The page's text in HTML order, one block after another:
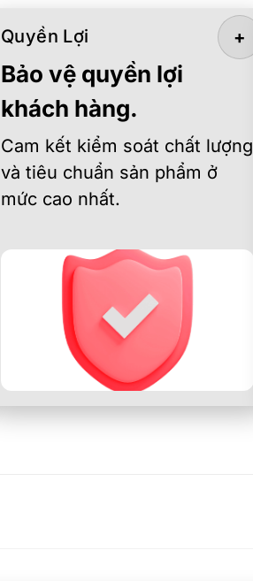
Quyền Lợi
Bảo vệ quyền lợi
khách hàng.
Cam kết kiểm soát chất lượng
và tiêu chuẩn sản phẩm ở
mức cao nhất.
+